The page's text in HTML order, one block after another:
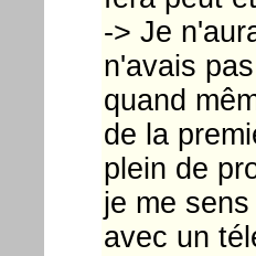
-> Je
n'avais
quand
de la
plein de
je me
avec un